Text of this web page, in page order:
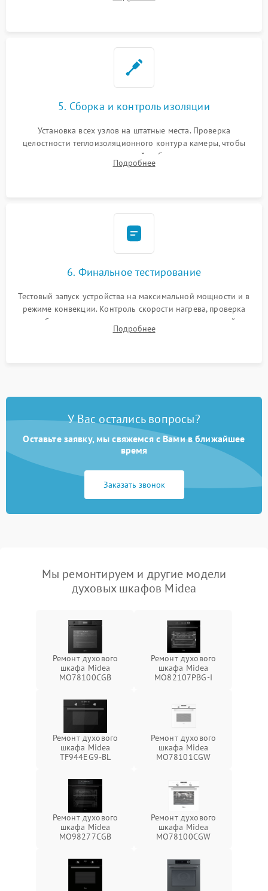
выгоревших реле, восстановление контактов и замена
5. Сборка и контроль изоляции
Установка всех узлов на штатные места. Проверка
целостности теплоизоляционного контура камеры, чтобы
исключить перегрев кухонной мебели и потерю тепла.
Надежная фиксация клемм и сборка корпуса шкафа.
Подробнее
6. Финальное тестирование
Тестовый запуск устройства на максимальной мощности и в
режиме конвекции. Контроль скорости нагрева, проверка
срабатывания термостата при достижении заданной
температуры и тест на отсутствие утечек тока.
Подробнее
У Вас остались вопросы?
Оставьте заявку, мы свяжемся с Вами в ближайшее
время
Заказать звонок
Мы ремонтируем и другие модели
духовых шкафов Midea
Ремонт духового
шкафа Midea
MO78100CGB
Ремонт духового
шкафа Midea
MO82107PBG-I
Ремонт духового
шкафа Midea
TF944EG9-BL
Ремонт духового
шкафа Midea
MO78101CGW
Ремонт духового
шкафа Midea
MO98277CGB
Ремонт духового
шкафа Midea
MO78100CGW